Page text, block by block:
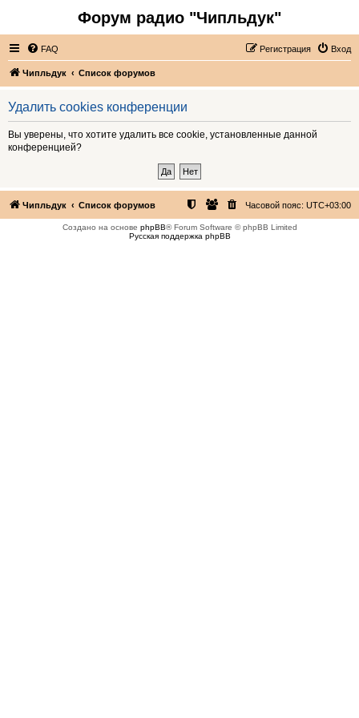
Форум радио "Чипльдук"
FAQ Вход
Регистрация
Чипльдук Список форумов
Удалить cookies конференции
Вы уверены, что хотите удалить все cookie, установленные данной
конференцией?
Чипльдук Список форумов Часовой пояс: UTC+03:00
Создано на основе phpBB® Forum Software © phpBB Limited
Русская поддержка phpBB